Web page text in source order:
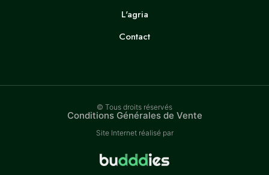
L'agria
Contact
© Tous droits réservés
Conditions Générales de Vente
Site Internet réalisé par